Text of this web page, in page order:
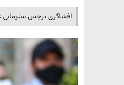
افشاگری نرجس سلیمانی